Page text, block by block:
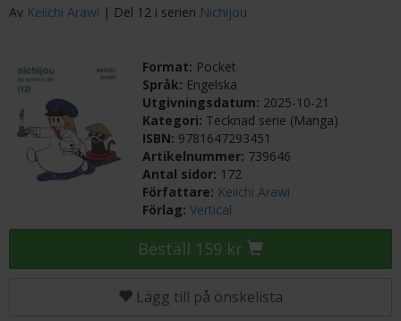
Av Keiichi Arawi | Del 12 i serien Nichijou
Format: Pocket
Språk: Engelska
Utgivningsdatum: 2025-10-21
Kategori: Tecknad serie (Manga)
ISBN: 9781647293451
Artikelnummer: 739646
Antal sidor: 172
Författare: Keiichi Arawi
Förlag:Vertical
Beställ 159 kr
Lägg till på önskelista